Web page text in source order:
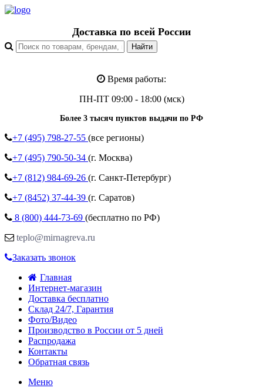
Доставка по всей России
Время работы:
ПН-ПТ 09:00 - 18:00 (мск)
Более 3 тысяч пунктов выдачи по РФ
+7 (495) 798-27-55 (все регионы)
+7 (495) 790-50-34 (г. Москва)
+7 (812) 984-69-26 (г. Санкт-Петербург)
+7 (8452) 37-44-39 (г. Саратов)
8 (800) 444-73-69 (бесплатно по РФ)
teplo@mirnagreva.ru
Заказать звонок
Главная
Интернет-магазин
Доставка бесплатно
Склад 24/7, Гарантия
Фото/Видео
Производство в России от 5 дней
Распродажа
Контакты
Обратная связь
Меню